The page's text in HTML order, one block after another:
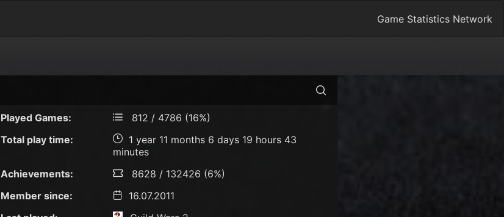
Game Statistics Network
Played Games:
812 / 4786 (16%)
Total play time:
1 year 11 months 6 days 19 hours 43
minutes
Achievements:
8628 / 132426 (6%)
Member since:
16.07.2011